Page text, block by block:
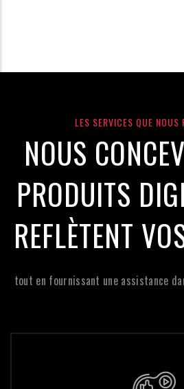
LES SERVICES QUE NOUS
NOUS
PRODUITS
REFLÈTENT
tout en fournissant une assistance